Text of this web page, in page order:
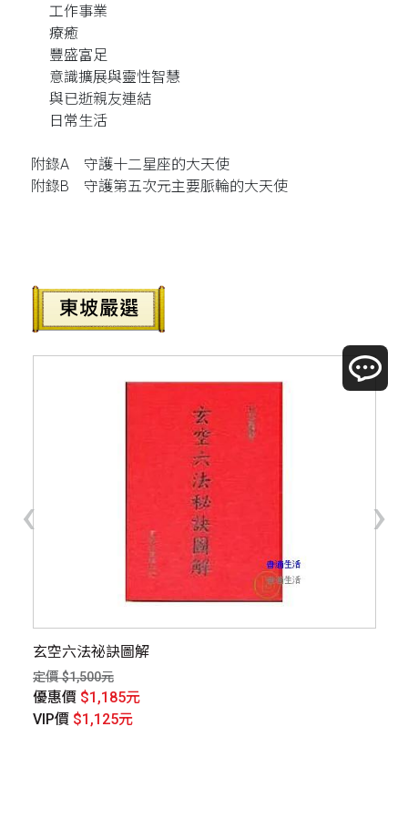
工作事業
療癒
豐盛富足
意識擴展與靈性智慧
與已逝親友連結
日常生活
附錄A 守護十二星座的大天使
附錄B 守護第五次元主要脈輪的大天使
玄空六法祕訣圖解
定價 $1,500元
優惠價 $1,185元
VIP價 $1,125元
‹ ›